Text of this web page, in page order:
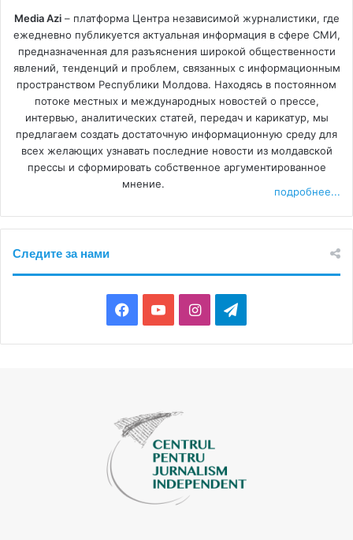
Media Azi– платформа Центра независимой журналистики, где
ежедневно публикуется актуальная информация в сфере СМИ,
предназначенная для разъяснения широкой общественности
явлений, тенденций и проблем, связанных с информационным
пространством Республики Молдова. Находясь в постоянном
потоке местных и международных новостей о прессе,
интервью, аналитических статей, передач и карикатур, мы
предлагаем создать достаточную информационную среду для
всех желающих узнавать последние новости из молдавской
прессы и сформировать собственное аргументированное
мнение.
подробнее...
Следите за нами
Facebook
YouTubeInstagramTelegram